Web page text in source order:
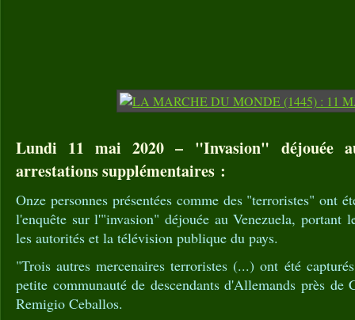
Lundi 11 mai 2020 – "Invasion" déjouée
arrestations supplémentaires :
Onze personnes présentées comme des "terroristes" ont
l'enquête sur l'"invasion" déjouée au Venezuela, portant
les autorités et la télévision publique du pays.
"Trois autres mercenaires terroristes (...) ont été
petite communauté de descendants d'Allemands près de
Remigio Ceballos.